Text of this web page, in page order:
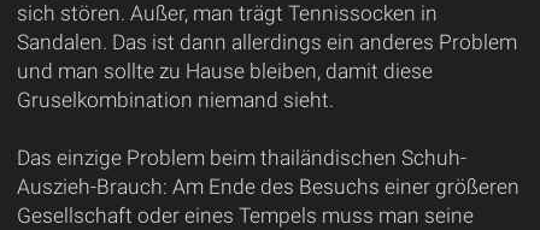
sich stören. Außer, man trägt Tennissocken in
Sandalen. Das ist dann allerdings ein anderes Problem
und man sollte zu Hause bleiben, damit diese
Gruselkombination niemand sieht.
Das einzige Problem beim thailändischen Schuh-
Auszieh-Brauch: Am Ende des Besuchs einer größeren
Gesellschaft oder eines Tempels muss man seine